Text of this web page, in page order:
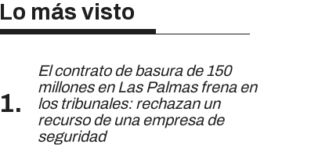
Lo más visto
El contrato de basura de 150
millones en Las Palmas frena en
los tribunales: rechazan un
recurso de una empresa de
seguridad